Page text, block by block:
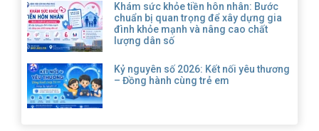
Khám sức khỏe tiền hôn nhân: Bước
chuẩn bị quan trọng để xây dựng gia
đình khỏe mạnh và nâng cao chất
lượng dân số
Kỷ nguyên số 2026: Kết nối yêu thương
– Đồng hành cùng trẻ em